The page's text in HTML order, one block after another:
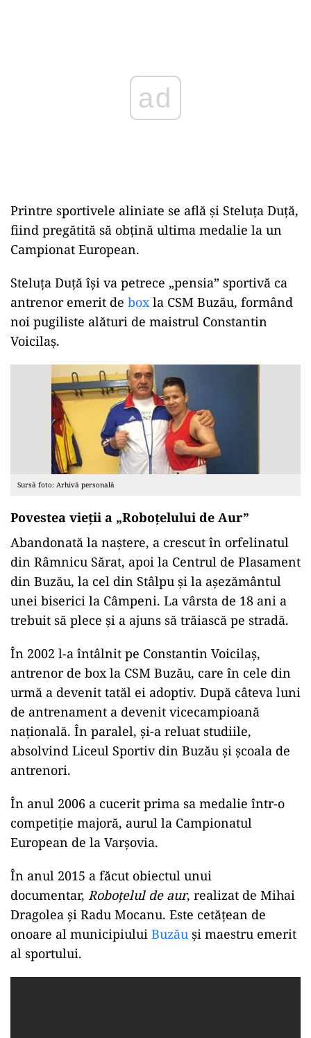
Printre sportivele aliniate se află și Steluța Duță,
fiind pregătită să obțină ultima medalie la un
Campionat European.
Steluța Duță își va petrece „pensia” sportivă ca
antrenor emerit de boxla CSM Buzău, formând
noi pugiliste alături de maistrul Constantin
Voicilaș.
Sursă foto: Arhivă personală
Povestea vieții a „Roboțelului de Aur”
Abandonată la naștere, a crescut în orfelinatul
din Râmnicu Sărat, apoi la Centrul de Plasament
din Buzău, la cel din Stâlpu și la așezământul
unei biserici la Câmpeni. La vârsta de 18 ani a
trebuit să plece și a ajuns să trăiască pe stradă.
În 2002 l-a întâlnit pe Constantin Voicilaș,
antrenor de box la CSM Buzău, care în cele din
urmă a devenit tatăl ei adoptiv. După câteva luni
de antrenament a devenit vicecampioană
națională. În paralel, și-a reluat studiile,
absolvind Liceul Sportiv din Buzău și școala de
antrenori.
În anul 2006 a cucerit prima sa medalie într-o
competiție majoră, aurul la Campionatul
European de la Varșovia.
În anul 2015 a făcut obiectul unui
documentar, Roboțelul de aur, realizat de Mihai
Dragolea și Radu Mocanu. Este cetățean de
onoare al municipiului Buzău și maestru emerit
al sportului.